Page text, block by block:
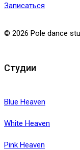
Записаться
© 2026 Pole dance
Студии
Blue Heaven
White Heaven
Pink Heaven